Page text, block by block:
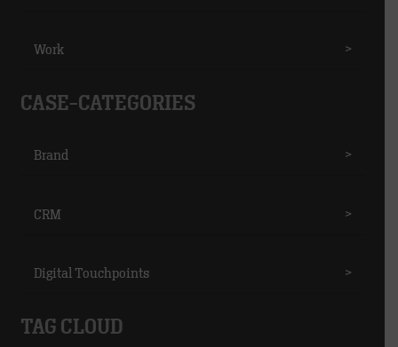
Work >
CASE-CATEGORIES
Brand >
CRM >
Digital Touchpoints >
TAG CLOUD